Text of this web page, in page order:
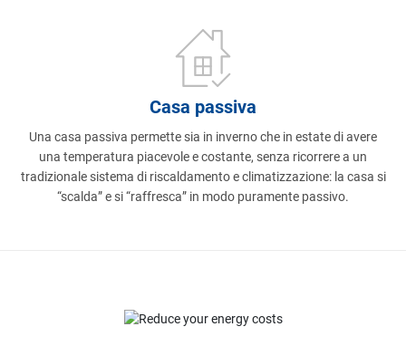
Casa passiva
Una casa passiva permette sia in inverno che in estate di avere
una temperatura piacevole e costante, senza ricorrere a un
tradizionale sistema di riscaldamento e climatizzazione: la casa si
“scalda” e si “raffresca” in modo puramente passivo.